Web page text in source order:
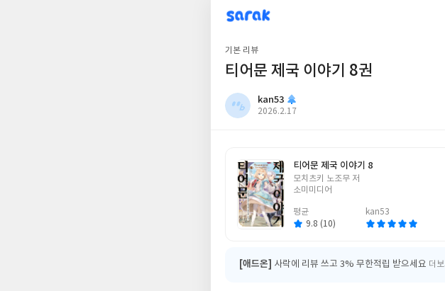
sarak
kan53
기본 리뷰
티어문 제국 이야기 8권
kan53
작
2026.2.17
티어문 제국 이야기 8
글
쓴
모치츠키 노조무 저
소미미디어
평균
9.8 (10)
kan53
[애드온] 사락에 리뷰 쓰고 3% 무한적립 받으세요 더보